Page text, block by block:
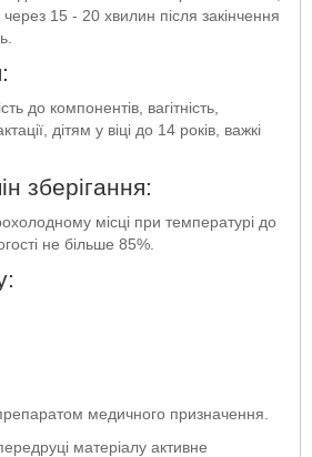
15 - 20 хвилин після закінчення
до компонентів, вагітність,
дітям у віці до 14 років, важкі
зберігання:
місці при температурі до
не більше 85%.
медичного призначення.
матеріалу активне